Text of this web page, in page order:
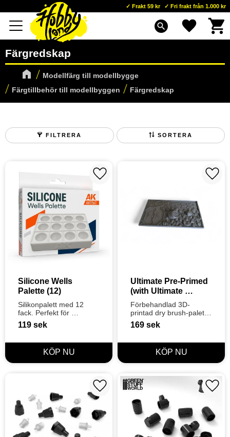
Meny
Frakt 59 kr Fri frakt från 1.000 kr
search Favoriter
Färgredskap
Modellfärg till modellbygge
Färgtillbehör till modellbyggen
Färgredskap
FILTRERA SORTERA
Silicone Wells
Palette (12)
Silikonpalett med 12
fack. Perfekt för
akrylfärg, wash och
bläck. Släpper torkad
extremt lätt att rengöra.
Hållbar och
återanvändba
119 sek
Lägg till i favoriter
Ultimate Pre-Primed
(with Ultimate
Primer) Dry Brush
Palette
Förbehandlad 3D-
printad dry brush-palett i
svart för att testa färg
innan applicering på
169 sek
Lägg till i favoriter